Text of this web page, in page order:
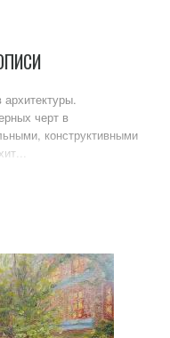
черт в
конструктивными